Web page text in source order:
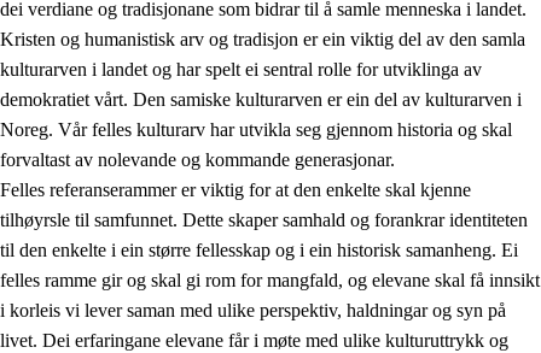
1.1 Menneskeverdet
1.2 Identitet og kulturelt mangfald
1.3 Kritisk tenking og etisk bevisstheit
1.4 Skaparglede, engasjement og utforskartrong
1.5 Respekt for naturen og miljøbevisstheit
1.6 Demokrati og medverknad
dei verdiane og tradisjonane som bidrar til å samle menneska i landet.
Kristen og humanistisk arv og tradisjon er ein viktig del av den samla
kulturarven i landet og har spelt ei sentral rolle for utviklinga av
demokratiet vårt. Den samiske kulturarven er ein del av kulturarven i
Noreg. Vår felles kulturarv har utvikla seg gjennom historia og skal
forvaltast av nolevande og kommande generasjonar.
Felles referanserammer er viktig for at den enkelte skal kjenne
tilhøyrsle til samfunnet. Dette skaper samhald og forankrar identiteten
til den enkelte i ein større fellesskap og i ein historisk samanheng. Ei
felles ramme gir og skal gi rom for mangfald, og elevane skal få innsikt
i korleis vi lever saman med ulike perspektiv, haldningar og syn på
livet. Dei erfaringane elevane får i møte med ulike kulturuttrykk og